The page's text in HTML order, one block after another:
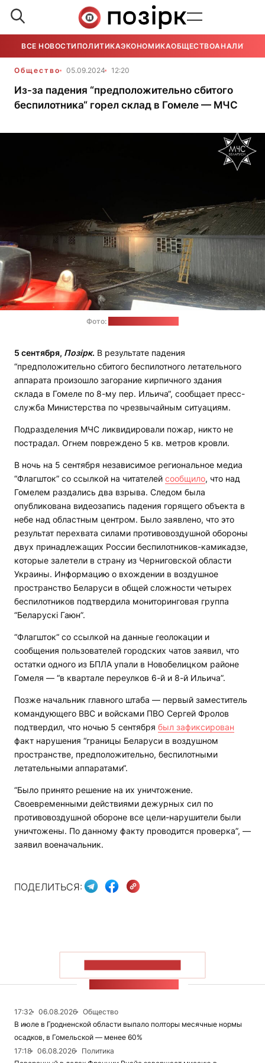
ВСЕ НОВОСТИ ПОЛИТИКАЭКОНОМИКАОБЩЕСТВОАНАЛИТИКА
Общество 05.09.2024 12:20
Из-за падения “предположительно сбитого
беспилотника“ горел склад в Гомеле — МЧС
Фото:
5 сентября, Позірк. В результате падения
“предположительно сбитого беспилотного летательного
аппарата произошло загорание кирпичного здания
склада в Гомеле по 8-му пер. Ильича“, сообщает пресс-
служба Министерства по чрезвычайным ситуациям.
Подразделения МЧС ликвидировали пожар, никто не
пострадал. Огнем повреждено 5 кв. метров кровли.
В ночь на 5 сентября независимое региональное медиа
“Флагшток” со ссылкой на читателей сообщило, что над
Гомелем раздались два взрыва. Следом была
опубликована видеозапись падения горящего объекта в
небе над областным центром. Было заявлено, что это
результат перехвата силами противовоздушной обороны
двух принадлежащих России беспилотников-камикадзе,
которые залетели в страну из Черниговской области
Украины. Информацию о вхождении в воздушное
пространство Беларуси в общей сложности четырех
беспилотников подтвердила мониторинговая группа
“Беларускі Гаюн”.
“Флагшток“ со ссылкой на данные геолокации и
сообщения пользователей городских чатов заявил, что
остатки одного из БПЛА упали в Новобелицком районе
Гомеля — “в квартале переулков 6-й и 8-й Ильича”.
Позже начальник главного штаба — первый заместитель
командующего ВВС и войсками ПВО Сергей Фролов
подтвердил, что ночью 5 сентября был зафиксирован
факт нарушения “границы Беларуси в воздушном
пространстве, предположительно, беспилотными
летательными аппаратами“.
“Было принято решение на их уничтожение.
Своевременными действиями дежурных сил по
противовоздушной обороне все цели-нарушители были
уничтожены. По данному факту проводится проверка”, —
заявил военачальник.
ПОДЕЛИТЬСЯ:
17:32 06.08.2026
Общество
В июле в Гродненской области выпало полторы месячные нормы
осадков, в Гомельской — менее 60%
17:18
06.08.2026
Политика